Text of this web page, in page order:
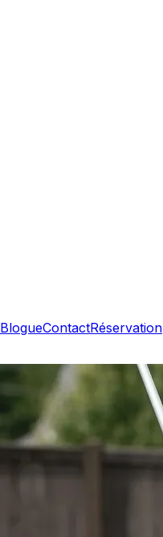
BlogueContactRéservation